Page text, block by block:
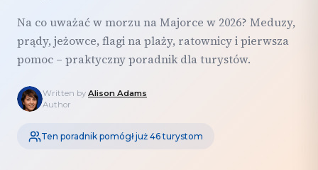
Na co uważać w morzu na Majorce w 2026? Meduzy,
prądy, jeżowce, flagi na plaży, ratownicy i pierwsza
pomoc – praktyczny poradnik dla turystów.
Written by Alison Adams
Author
Ten poradnik pomógł już 46 turystom